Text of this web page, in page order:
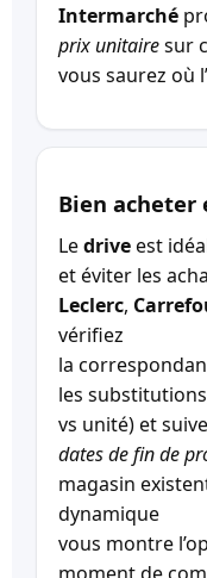
Intermarché
prix unitairesur
vous saurez où
Bien acheter
Ledriveest
et éviter les
Leclerc,
vérifiez
la
les
vs unité) et
dates de fin de
magasin
dynamique
vous montre
moment de